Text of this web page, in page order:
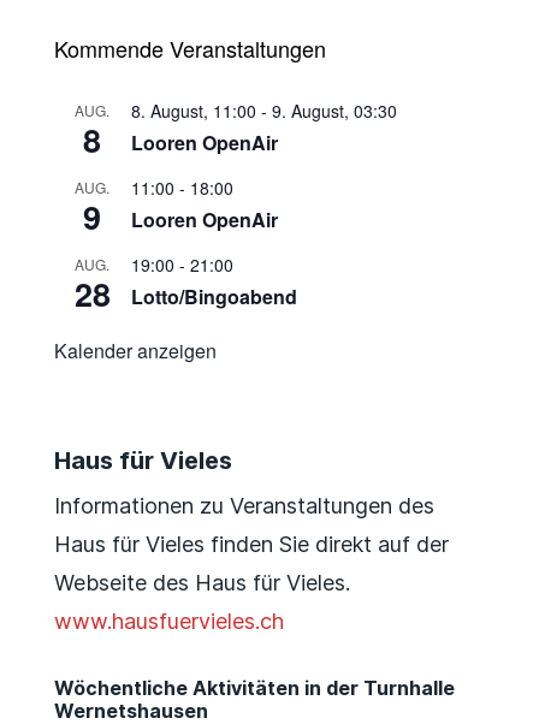
Kommende Veranstaltungen
AUG.
8
8. August, 11:00 - 9. August, 03:30
Looren OpenAir
AUG.
9
11:00 - 18:00
Looren OpenAir
AUG.
28
19:00 - 21:00
Lotto/Bingoabend
Kalender anzeigen
Haus für Vieles
Informationen zu Veranstaltungen des
Haus für Vieles finden Sie direkt auf der
Webseite des Haus für Vieles.
www.hausfuervieles.ch
Wöchentliche Aktivitäten in der Turnhalle
Wernetshausen